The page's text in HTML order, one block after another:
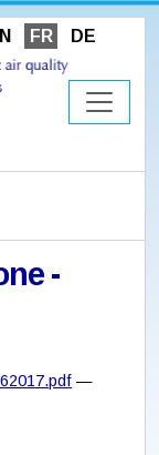
FR DE
-
—